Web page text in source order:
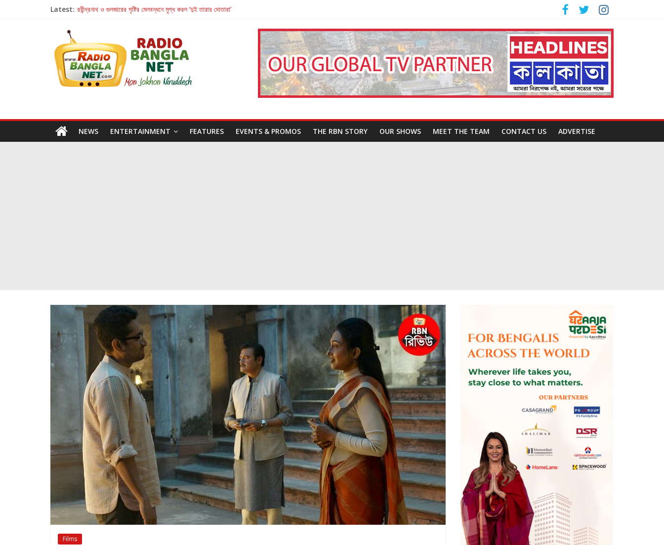
Latest: রবীন্দ্রনাথ ও গুলজারের সৃষ্টির মেলবন্ধনে মুগ্ধ করল ‘দুই তারার দোতারা’
Retribution: A Thought-Provoking Short Film That Challenges Our Understanding of Justice
হাওয়া বদলের টলিউডে ‘তুমি এলে তাই’
NEWS ENTERTAINMENT FEATURES EVENTS & PROMOS THE RBN STORY OUR SHOWS MEET THE TEAM CONTACT US ADVERTISE
Films